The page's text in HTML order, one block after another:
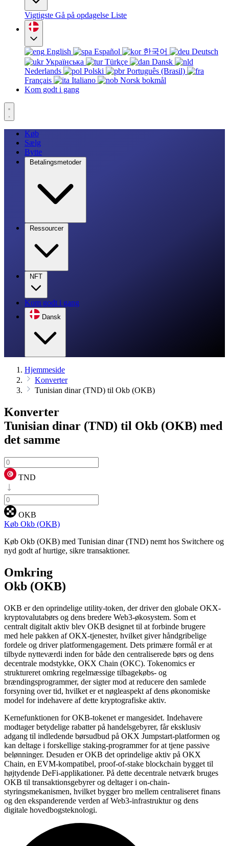
Vigtigste Gå på opdagelse Liste
English Español 한국어
Deutsch
Українська
Türkçe
Dansk
Nederlands
Polski
Português (Brasil)
Français
Italiano
Norsk bokmål
Kom godt i gang
Køb
Sælg
Bytte
Betalingsmetoder
Ressourcer
NFT
Kom godt i gang
Dansk
Hjemmeside
Konverter
Tunisian dinar (TND) til Okb (OKB)
Konverter
Tunisian dinar (TND) til Okb (OKB) med
det samme
TND
OKB
Køb Okb (OKB)
Køb Okb (OKB) med Tunisian dinar (TND) nemt hos Switchere og
nyd godt af hurtige, sikre transaktioner.
Omkring
Okb (OKB)
OKB er den oprindelige utility-token, der driver den globale OKX-
kryptovalutabørs og dens bredere Web3-økosystem. Som et
centralt digitalt aktiv blev OKB designet til at forbinde brugere
med hele pakken af OKX-tjenester, hvilket giver håndgribelige
fordele og driver platformengagement. Dets primære formål er at
tilbyde nytteværdi inden for både den centraliserede børs og dens
decentrale modstykke, OKX Chain (OKC). Tokenomics er
struktureret omkring regelmæssige tilbagekøbs- og
brændingsprogrammer, der sigter mod at reducere den samlede
forsyning over tid, hvilket er et nøgleaspekt af dens økonomiske
model for indehavere af dette kryptografiske aktiv.
Kernefunktionen for OKB-tokenet er mangesidet. Indehavere
modtager betydelige rabatter på handelsgebyrer, får eksklusiv
adgang til indledende børsudbud på OKX Jumpstart-platformen og
kan deltage i forskellige staking-programmer for at tjene passive
belønninger. Desuden er OKB det oprindelige aktiv på OKX
Chain, en EVM-kompatibel, proof-of-stake blockchain bygget til
højtydende DeFi-applikationer. På dette decentrale netværk bruges
OKB til transaktionsgebyrer og deltager i on-chain-
styringsmekanismen, hvilket bygger bro mellem centraliseret finans
og den ekspanderende verden af Web3-infrastruktur og dens
digitale hovedbogsteknologi.